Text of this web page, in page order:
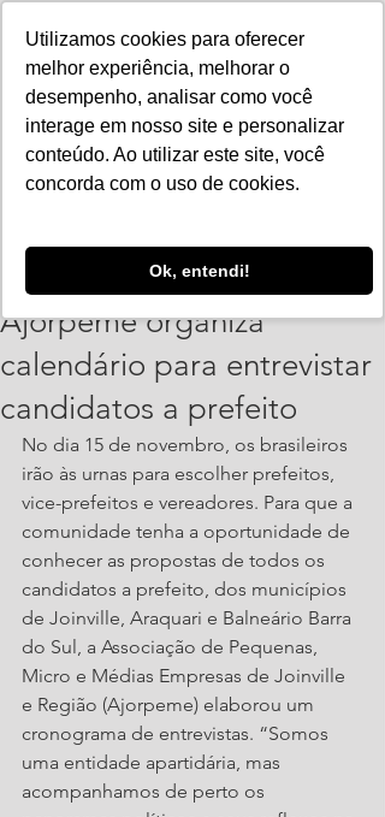
Utilizamos cookies para oferecer
melhor experiência, melhorar o
desempenho, analisar como você
interage em nosso site e personalizar
conteúdo. Ao utilizar este site, você
concorda com o uso de cookies.
Ok, entendi!
Ajorpeme organiza
calendário para entrevistar
candidatos a prefeito
No dia 15 de novembro, os brasileiros
irão às urnas para escolher prefeitos,
vice-prefeitos e vereadores. Para que a
comunidade tenha a oportunidade de
conhecer as propostas de todos os
candidatos a prefeito, dos municípios
de Joinville, Araquari e Balneário Barra
do Sul, a Associação de Pequenas,
Micro e Médias Empresas de Joinville
e Região (Ajorpeme) elaborou um
cronograma de entrevistas. “Somos
uma entidade apartidária, mas
acompanhamos de perto os